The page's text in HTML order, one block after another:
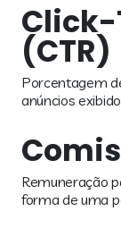
Click-
(CTR)
Porcentagem
anúncios
Remuneração
forma de uma